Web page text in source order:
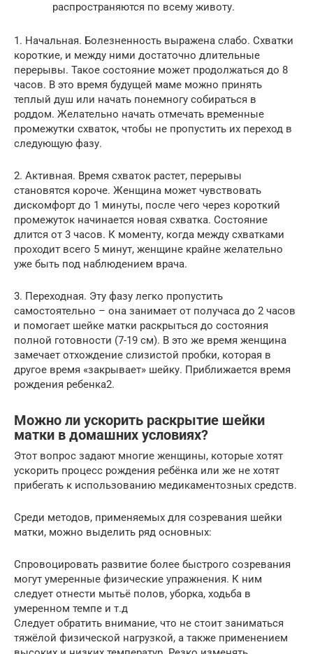
распространяются по всему животу.
1. Начальная. Болезненность выражена слабо. Схватки
короткие, и между ними достаточно длительные
перерывы. Такое состояние может продолжаться до 8
часов. В это время будущей маме можно принять
теплый душ или начать понемногу собираться в
роддом. Желательно начать отмечать временные
промежутки схваток, чтобы не пропустить их переход в
следующую фазу.
2. Активная. Время схваток растет, перерывы
становятся короче. Женщина может чувствовать
дискомфорт до 1 минуты, после чего через короткий
промежуток начинается новая схватка. Состояние
длится от 3 часов. К моменту, когда между схватками
проходит всего 5 минут, женщине крайне желательно
уже быть под наблюдением врача.
3. Переходная. Эту фазу легко пропустить
самостоятельно – она занимает от получаса до 2 часов
и помогает шейке матки раскрыться до состояния
полной готовности (7-19 см). В это же время женщина
замечает отхождение слизистой пробки, которая в
другое время «закрывает» шейку. Приближается время
рождения ребенка2.
Можно ли ускорить раскрытие шейки
матки в домашних условиях?
Этот вопрос задают многие женщины, которые хотят
ускорить процесс рождения ребёнка или же не хотят
прибегать к использованию медикаментозных средств.
Среди методов, применяемых для созревания шейки
матки, можно выделить ряд основных:
Спровоцировать развитие более быстрого созревания
могут умеренные физические упражнения. К ним
следует отнести мытьё полов, уборка, ходьба в
умеренном темпе и т.д
Следует обратить внимание, что не стоит заниматься
тяжёлой физической нагрузкой, а также применением